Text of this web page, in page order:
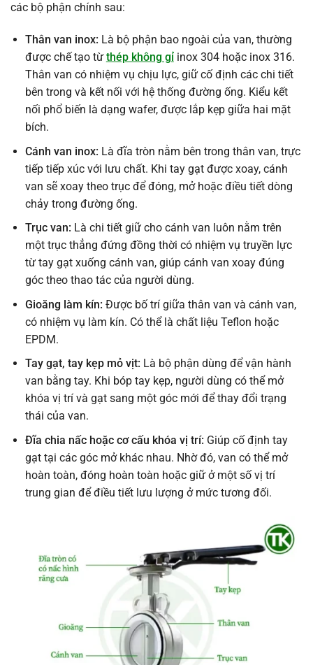
các bộ phận chính sau:
Thân van inox: Là bộ phận bao ngoài của van, thường
được chế tạo từ thép không gỉinox 304 hoặc inox 316.
Thân van có nhiệm vụ chịu lực, giữ cố định các chi tiết
bên trong và kết nối với hệ thống đường ống. Kiểu kết
nối phổ biến là dạng wafer, được lắp kẹp giữa hai mặt
bích.
Cánh van inox: Là đĩa tròn nằm bên trong thân van, trực
tiếp tiếp xúc với lưu chất. Khi tay gạt được xoay, cánh
van sẽ xoay theo trục để đóng, mở hoặc điều tiết dòng
chảy trong đường ống.
Trục van: Là chi tiết giữ cho cánh van luôn nằm trên
một trục thẳng đứng đồng thời có nhiệm vụ truyền lực
từ tay gạt xuống cánh van, giúp cánh van xoay đúng
góc theo thao tác của người dùng.
Gioăng làm kín: Được bố trí giữa thân van và cánh van,
có nhiệm vụ làm kín. Có thể là chất liệu Teflon hoặc
EPDM.
Tay gạt, tay kẹp mỏ vịt: Là bộ phận dùng để vận hành
van bằng tay. Khi bóp tay kẹp, người dùng có thể mở
khóa vị trí và gạt sang một góc mới để thay đổi trạng
thái của van.
Đĩa chia nấc hoặc cơ cấu khóa vị trí: Giúp cố định tay
gạt tại các góc mở khác nhau. Nhờ đó, van có thể mở
hoàn toàn, đóng hoàn toàn hoặc giữ ở một số vị trí
trung gian để điều tiết lưu lượng ở mức tương đối.